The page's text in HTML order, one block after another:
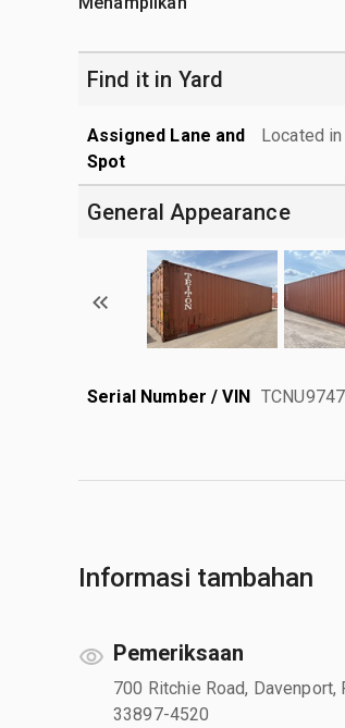
Find it in Yard
Assigned Lane and
Spot
Located
General Appearance
Serial Number / VIN
Informasi tambahan
Pemeriksaan
700 Ritchie Road, Davenport,
33897-4520